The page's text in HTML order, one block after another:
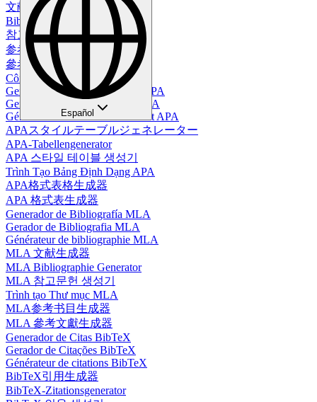
文献生成ツール
Bibliographie-Generator
참고 문헌 생성기
参考文献生成器
參考書目生成器
Công cụ tạo danh mục tài liệu
Generador de Tablas en Estilo APA
Gerador de Tabelas no Estilo APA
Générateur de tableaux au format APA
APAスタイルテーブルジェネレーター
APA-Tabellengenerator
APA 스타일 테이블 생성기
Trình Tạo Bảng Định Dạng APA
APA格式表格生成器
APA 格式表生成器
Generador de Bibliografía MLA
Gerador de Bibliografia MLA
Générateur de bibliographie MLA
MLA 文献生成器
MLA Bibliographie Generator
MLA 참고문헌 생성기
Trình tạo Thư mục MLA
MLA参考书目生成器
MLA 參考文獻生成器
Generador de Citas BibTeX
Gerador de Citações BibTeX
Générateur de citations BibTeX
BibTeX引用生成器
BibTeX-Zitationsgenerator
Español